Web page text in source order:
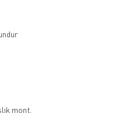
mont,